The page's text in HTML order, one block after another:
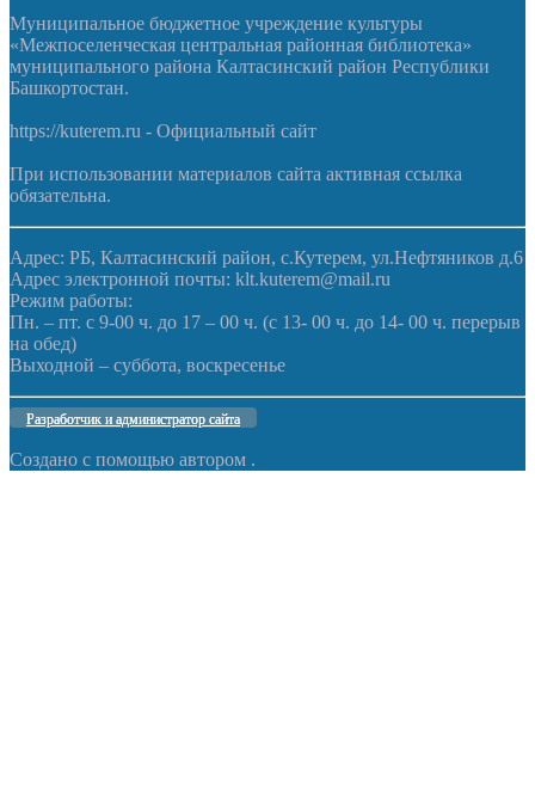
Муниципальное бюджетное учреждение культуры
«Межпоселенческая центральная районная библиотека»
муниципального района Калтасинский район Республики
Башкортостан.
https://kuterem.ru - Официальный сайт
При использовании материалов сайта активная ссылка
обязательна.
Адрес: РБ, Калтасинский район, с.Кутерем, ул.Нефтяников д.6
Адрес электронной почты: klt.kuterem@mail.ru
Режим работы:
Пн. – пт. с 9-00 ч. до 17 – 00 ч. (с 13- 00 ч. до 14- 00 ч. перерыв
на обед)
Выходной – суббота, воскресенье
Разработчик и администратор сайта
Создано с помощью автором .